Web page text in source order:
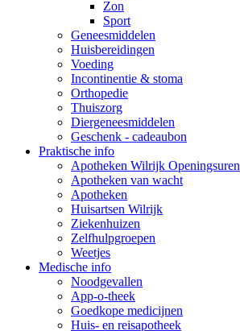
Zon
Sport
Geneesmiddelen
Huisbereidingen
Voeding
Incontinentie & stoma
Orthopedie
Thuiszorg
Diergeneesmiddelen
Geschenk - cadeaubon
Praktische info
Apotheken Wilrijk Openingsuren
Apotheken van wacht
Apotheken
Huisartsen Wilrijk
Ziekenhuizen
Zelfhulpgroepen
Weetjes
Medische info
Noodgevallen
App-o-theek
Goedkope medicijnen
Huis- en reisapotheek